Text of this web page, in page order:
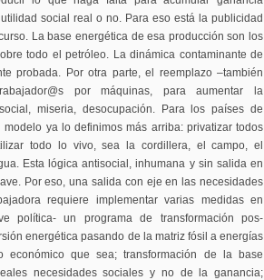
social real o no. Para eso está la publicidad
La base energética de esa producción son los
todo el petróleo. La dinámica contaminante de
probada. Por otra parte, el reemplazo –también
por máquinas, para aumentar la
miseria, desocupación. Para los países de
ya lo definimos más arriba: privatizar todos
todo lo vivo, sea la cordillera, el campo, el
Esta lógica antisocial, inhumana y sin salida en
Por eso, una salida con eje en las necesidades
requiere implementar varias medidas en
política- un programa de transformación pos-
energética pasando de la matriz fósil a energías
económico que sea; transformación de la base
necesidades sociales y no de la ganancia;